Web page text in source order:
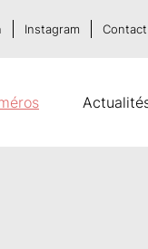
Instagram Contact